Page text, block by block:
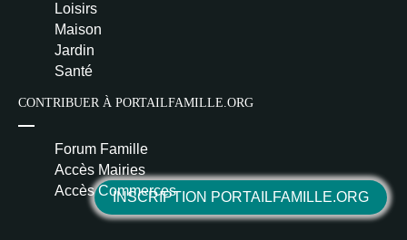
INSCRIPTION PORTAILFAMILLE.ORG
Loisirs
Maison
Jardin
Santé
CONTRIBUER À PORTAILFAMILLE.ORG
Forum Famille
Accès Mairies
Accès Commerces